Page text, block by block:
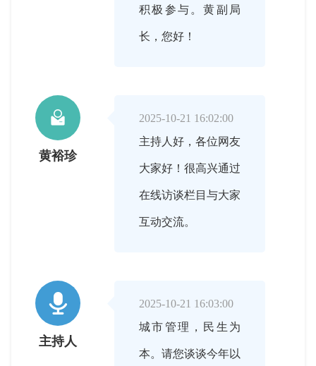
积极参与。黄副局
长，您好！

黄裕珍
2025-10-21 16:02:00
主持人好，各位网友
大家好！很高兴通过
在线访谈栏目与大家
互动交流。

主持人
2025-10-21 16:03:00
城市管理，民生为
本。请您谈谈今年以